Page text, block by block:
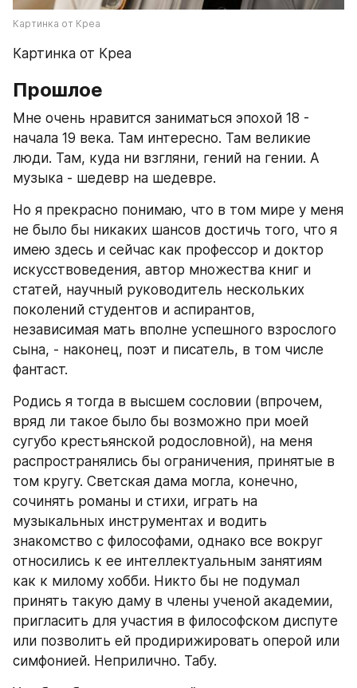
Картинка от Креа
Картинка от Креа
Прошлое
Мне очень нравится заниматься эпохой 18 -
начала 19 века. Там интересно. Там великие
люди. Там, куда ни взгляни, гений на гении. А
музыка - шедевр на шедевре.
Но я прекрасно понимаю, что в том мире у меня
не было бы никаких шансов достичь того, что я
имею здесь и сейчас как профессор и доктор
искусствоведения, автор множества книг и
статей, научный руководитель нескольких
поколений студентов и аспирантов,
независимая мать вполне успешного взрослого
сына, - наконец, поэт и писатель, в том числе
фантаст.
Родись я тогда в высшем сословии (впрочем,
вряд ли такое было бы возможно при моей
сугубо крестьянской родословной), на меня
распространялись бы ограничения, принятые в
том кругу. Светская дама могла, конечно,
сочинять романы и стихи, играть на
музыкальных инструментах и водить
знакомство с философами, однако все вокруг
относились к ее интеллектуальным занятиям
как к милому хобби. Никто бы не подумал
принять такую даму в члены ученой академии,
пригласить для участия в философском диспуте
или позволить ей продирижировать оперой или
симфонией. Неприлично. Табу.